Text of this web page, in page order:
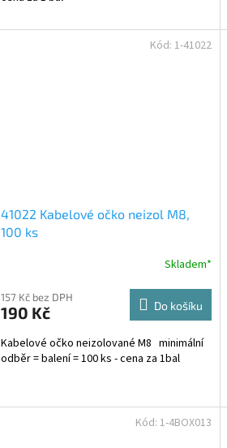
41022 Kabelové očko neizol M8,
100 ks
Skladem*
157 Kč bez DPH
190 Kč Do košíku
Kabelové očko neizolované M8 minimální
odběr = balení = 100 ks - cena za 1bal
Kód: 1-41022
Kód: 1-4BOX013